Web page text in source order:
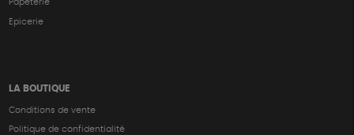
Papeterie
Epicerie
LA BOUTIQUE
Conditions de vente
Politique de confidentialité